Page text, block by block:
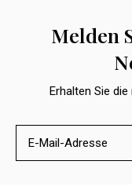
Melden
Erhalten Sie